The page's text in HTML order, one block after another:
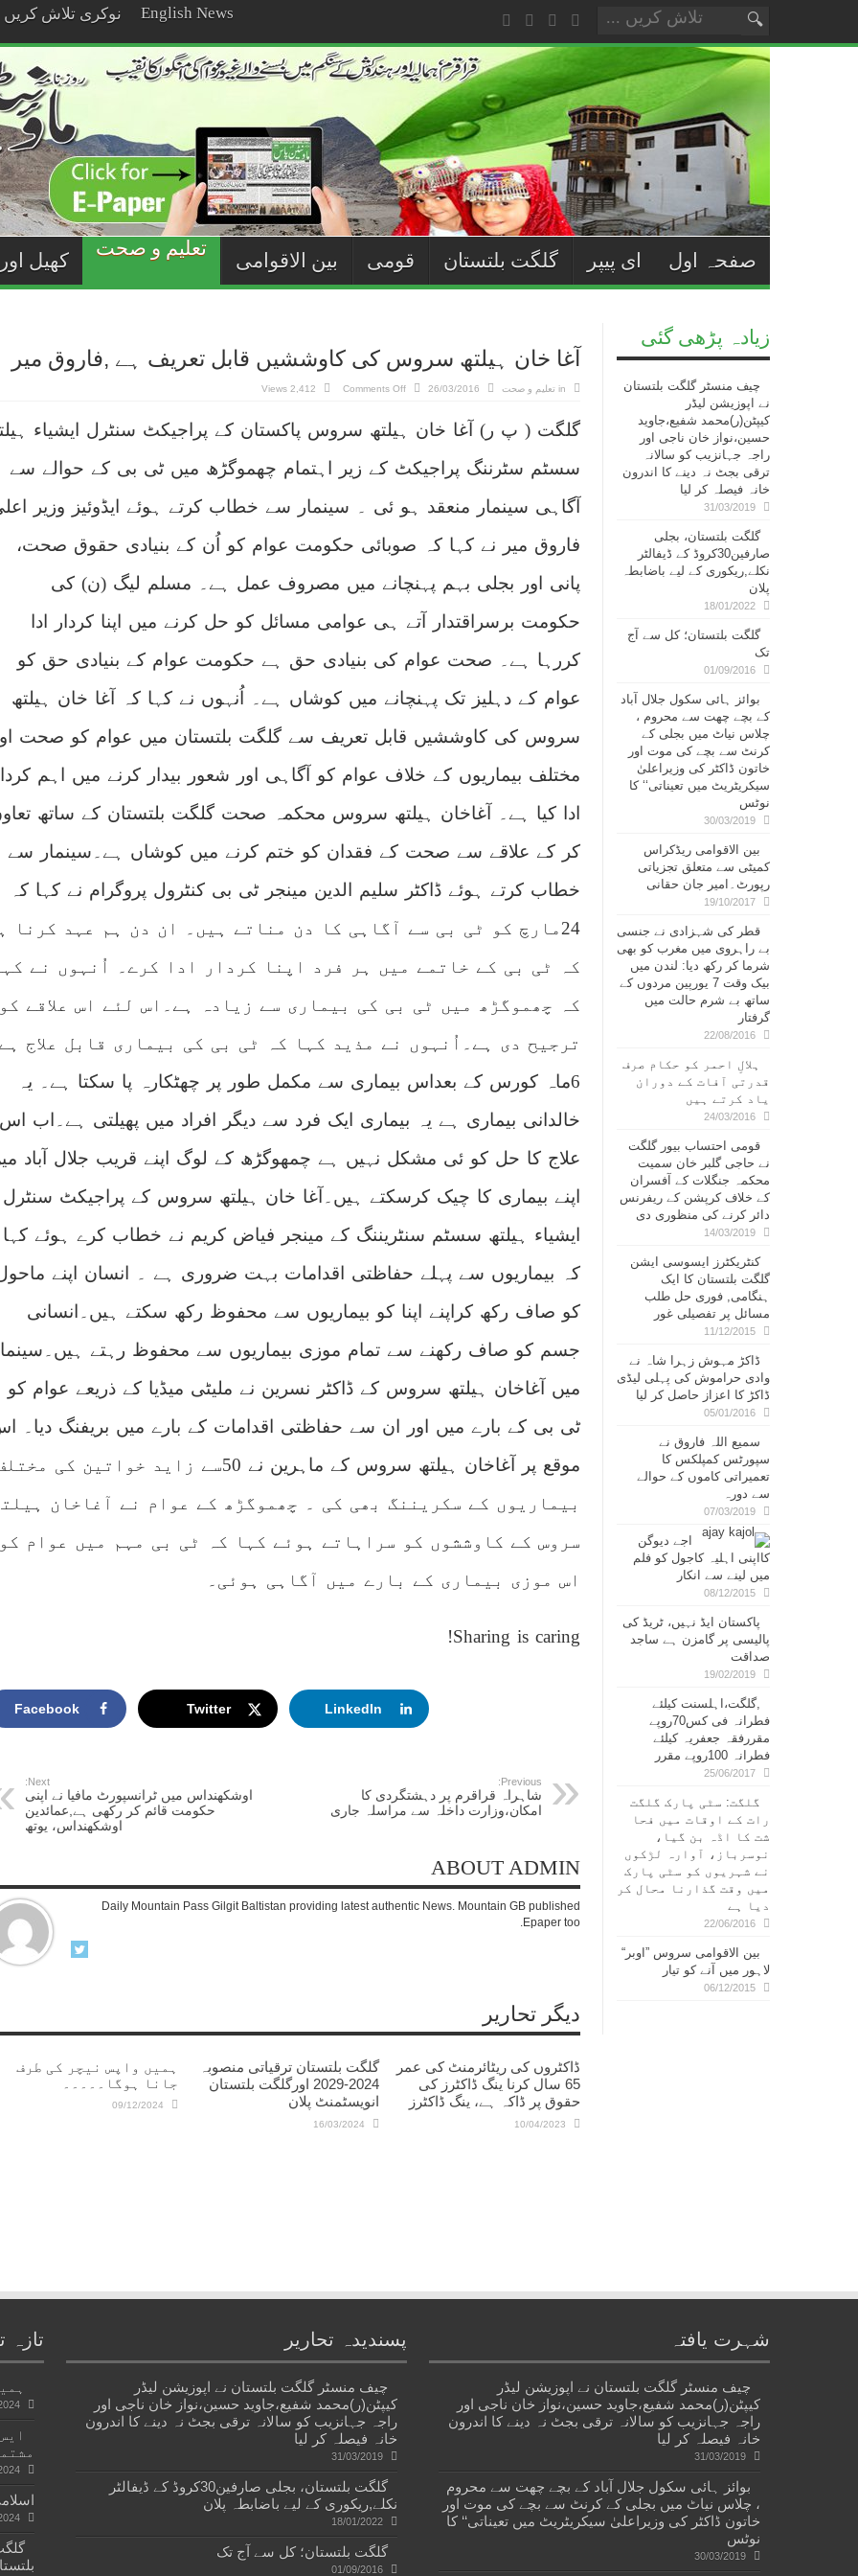
نوکری تلاش کریں English News
صفحہ اول ای پیپر گلگت بلتستان قومی بین الاقوامی
تعلیم و صحت
کھیل
آغا خان ہیلتھ سروس کی کاوششیں قابل تعریف ہے ,فاروق میر
in تعلیم و صحت 26/03/2016
Comments Off
on
سروس
کی
قابل
تعریف
ہے
2,412 Views
گلگت ( پ ر) آغا خان ہیلتھ سروس پاکستان کے پراجیکٹ سنٹرل ایشیاء
سسٹم سٹرننگ پراجیکٹ کے زیر اہتمام چھموگڑھ میں ٹی بی کے حوالے سے
آگاہی سینمار منعقد ہو ئی ۔ سینمار سے خطاب کرتے ہوئے ایڈوئیز وزیر
فاروق میر نے کہا کہ صوبائی حکومت عوام کو اُن کے بنیادی حقوق صحت،
پانی اور بجلی بہم پہنچانے میں مصروف عمل ہے۔ مسلم لیگ (ن) کی
حکومت برسراقتدار آتے ہی عوامی مسائل کو حل کرنے میں اپنا کردار ادا
کررہا ہے۔ صحت عوام کی بنیادی حق ہے حکومت عوام کے بنیادی حق کو
عوام کے دہلیز تک پہنچانے میں کوشاں ہے۔ اُنہوں نے کہا کہ آغا خان ہیلتھ
سروس کی کاوششیں قابل تعریف سے گلگت بلتستان میں عوام کو صحت
مختلف بیماریوں کے خلاف عوام کو آگاہی اور شعور بیدار کرنے میں اہم
ادا کیا ہے۔ آغاخان ہیلتھ سروس محکمہ صحت گلگت بلتستان کے ساتھ
کر کے علاقے سے صحت کے فقدان کو ختم کرنے میں کوشاں ہے۔سینمار سے
خطاب کرتے ہوئے ڈاکٹر سلیم الدین مینجر ٹی بی کنٹرول پروگرام نے کہا کہ
24مارچ کو ٹی بی سے آگاہی کا دن مناتے ہیں۔ ان دن ہم عہد کرنا
کہ ٹی بی کے خاتمے میں ہر فرد اپنا کردار ادا کرے۔ اُنہوں نے
کہ چھموگڑھ میں ٹی بی کی بیماری سے زیادہ ہے۔اس لئے اس علاقے
ترجیح دی ہے۔اُنہوں نے مذید کہا کہ ٹی بی کی بیماری قابل علاج
6ماہ کورس کے بعداس بیماری سے مکمل طور پر چھٹکارہ پا سکتا ہے۔ یہ
خالدانی بیماری ہے یہ بیماری ایک فرد سے دیگر افراد میں پھیلتی ہے۔اب اس
علاج کا حل کو ئی مشکل نہیں ہے چمھوگڑھ کے لوگ اپنے قریب جلال آباد
اپنے بیماری کا چیک کرسکتے ہیں۔آغا خان ہیلتھ سروس کے پراجیکٹ سنٹرل
ایشیاء ہیلتھ سسٹم سنٹریننگ کے مینجر فیاض کریم نے خطاب کرے ہوئے کہا
کہ بیماریوں سے پہلے حفاظتی اقدامات بہت ضروری ہے ۔ انسان اپنے
کو صاف رکھ کراپنے اپنا کو بیماریوں سے محفوظ رکھ سکتے ہیں۔انسانی
جسم کو صاف رکھنے سے تمام موزی بیماریوں سے محفوظ رہتے
میں آغاخان ہیلتھ سروس کے ڈاکٹر نسرین نے ملیٹی میڈیا کے ذریعے عوام کو
ٹی بی کے بارے میں اور ان سے حفاظتی اقدامات کے بارے میں بریفنگ دیا۔
موقع پر آغاخان ہیلتھ سروس کے ماہرین نے 50سے زاید خواتین کی
بیماریوں کے سکریننگ بھی کی ۔ چھموگڑھ کے عوام نے آغاخان
سروس کے کاوششوں کو سراہاتے ہوئے کہا کہ ٹی بی مہم میں عوام
اس موزی بیماری کے بارے میں آگاہی ہوئی۔
Sharing is caring!
Facebook Twitter LinkedIn
Previous:
شاہراہ قراقرم پر دہشتگردی کا
امکان،وزارت داخلہ سے مراسلہ جاری
Next:
اوشکھنداس میں ٹرانسپورٹ مافیا نے اپنی
حکومت قائم کر رکھی ہے,عمائدین
اوشکھنداس، یوتھ
ABOUT ADMIN
Daily Mountain Pass Gilgit Baltistan providing latest authentic News. Mountain GB published
Epaper too.
دیگر تحاریر
ہمیں واپس نیچر کی طرف
جانا ہوگا۔۔۔۔۔
09/12/2024
گلگت بلتستان ترقیاتی منصوبہ
2024-2029 اورگلگت بلتستان
انویسٹمنٹ پلان
16/03/2024
ڈاکٹروں کی ریٹائرمنٹ کی عمر
65 سال کرنا ینگ ڈاکٹرز کی
حقوق پر ڈاکہ ہے، ینگ ڈاکٹرز
10/04/2023
زیادہ پڑھی گئی
چیف منسٹر گلگت بلتستان
نے اپوزیشن لیڈر
کیپٹن(ر)محمد شفیع،جاوید
حسین،نواز خان ناجی اور
راجہ جہانزیب کو سالانہ
ترقی بجٹ نہ دینے کا اندرون
خانہ فیصلہ کر لیا
31/03/2019
گلگت بلتستان، بجلی
صارفین30کروڈ کے ڈیفالٹر
نکلے,ریکوری کے لیے باضابطہ
پلان
18/01/2022
گلگت بلتستان؛ کل سے آج
تک
01/09/2016
بوائز ہائی سکول جلال آباد
کے بچے چھت سے محروم ،
چلاس نیاٹ میں بجلی کے
کرنٹ سے بچے کی موت اور
خاتون ڈاکٹر کی وزیراعلیٰ
سیکریٹریٹ میں تعیناتی‘‘ کا
نوٹس
30/03/2019
بین الاقوامی ریڈکراس
کمیٹی سے متعلق تجزیاتی
رپورٹ۔امیر جان حقانی
19/10/2017
قطر کی شہزادی نے جنسی
بے راہروی میں مغرب کو بھی
شرما کر رکھ دیا: لندن میں
بیک وقت 7 یورپین مردوں کے
ساتھ بے شرم حالت میں
گرفتار
22/08/2016
ہلالِ احمر کو حکام صرف
قدرتی آفات کے دوران
یاد کرتے ہیں
24/03/2016
قومی احتساب بیور گلگت
نے حاجی گلبر خان سمیت
محکمہ جنگلات کے آفسران
کے خلاف کرپشن کے ریفرنس
دائر کرنے کی منظوری دی
14/03/2019
کنٹریکٹرز ایسوسی ایشن
گلگت بلتستان کا ایک
ہنگامی, فوری حل طلب
مسائل پر تفصیلی غور
11/12/2015
ڈاکڑ مہوش زہرا شاہ نے
وادی حراموش کی پہلی لیڈی
ڈاکڑ کا اعزاز حاصل کر لیا
05/01/2016
سمیع اللہ فاروق نے
سپورٹس کمپلکس کا
تعمیراتی کاموں کے حوالے
سے دورہ
07/03/2019
اجے دیوگن
کااپنی اہلیہ کاجول کو فلم
میں لینے سے انکار
08/12/2015
پاکستان ایڈ نہیں، ٹریڈ کی
پالیسی پر گامزن ہے ساجد
صداقت
19/02/2019
,گلگت،اہلسنت کیلئے
فطرانہ فی کس70روپے
مقررفقہ جعفریہ کیلئے
فطرانہ 100روپے مقرر
25/06/2017
گلگت: سٹی پارک گلگت
رات کے اوقات میں فحا
شت کا اڈہ بن گیا،
نوسرباز، آوارہ لڑکوں
نے شہریوں کو سٹی پارک
میں وقت گذارنا محال کر
دیا ہے
22/06/2016
بین الاقوامی سروس ”اوبر“
لاہور میں آنے کو تیار
06/12/2015
شہرت یافتہ
چیف منسٹر گلگت بلتستان نے اپوزیشن لیڈر
کیپٹن(ر)محمد شفیع،جاوید حسین،نواز خان ناجی اور
راجہ جہانزیب کو سالانہ ترقی بجٹ نہ دینے کا اندرون
خانہ فیصلہ کر لیا
31/03/2019
بوائز ہائی سکول جلال آباد کے بچے چھت سے محروم
، چلاس نیاٹ میں بجلی کے کرنٹ سے بچے کی موت اور
خاتون ڈاکٹر کی وزیراعلیٰ سیکریٹریٹ میں تعیناتی‘‘ کا
نوٹس
30/03/2019
پسندیدہ تحاریر
چیف منسٹر گلگت بلتستان نے اپوزیشن لیڈر
کیپٹن(ر)محمد شفیع،جاوید حسین،نواز خان ناجی اور
راجہ جہانزیب کو سالانہ ترقی بجٹ نہ دینے کا اندرون
خانہ فیصلہ کر لیا
31/03/2019
گلگت بلتستان، بجلی صارفین30کروڈ کے ڈیفالٹر
نکلے,ریکوری کے لیے باضابطہ پلان
18/01/2022
گلگت بلتستان؛ کل سے آج تک
01/09/2016
تازہ